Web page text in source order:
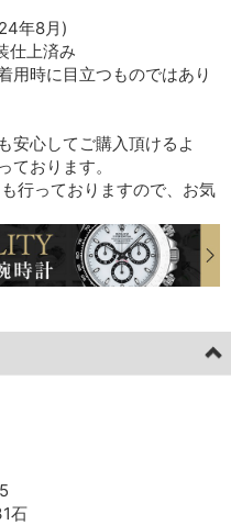
年8月)
仕上済み
用時に目立つものではあり
安心してご購入頂けるよ
ております。
行っておりますので、お気
石